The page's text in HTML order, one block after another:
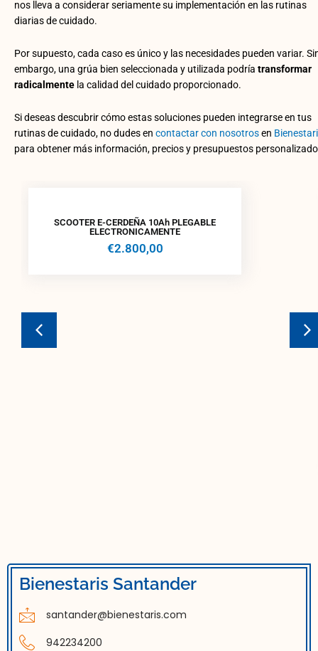
nos lleva a considerar seriamente su implementación en las rutinas
diarias de cuidado.
Por supuesto, cada caso es único y las necesidades pueden variar.
embargo, una grúa bien seleccionada y utilizada podría transformar
radicalmente la calidad del cuidado proporcionado.
Si deseas descubrir cómo estas soluciones pueden integrarse en tus
rutinas de cuidado, no dudes en contactar con nosotrosen
para obtener más información, precios y presupuestos
Bienestaris Santander
santander@bienestaris.com
942234200